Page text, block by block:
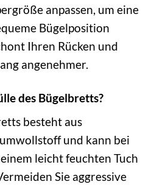
anpassen, um eine
Bügelposition
Ihren Rücken und
angenehmer.
des Bügelbretts?
besteht aus
und kann bei
leicht feuchten Tuch
Sie aggressive